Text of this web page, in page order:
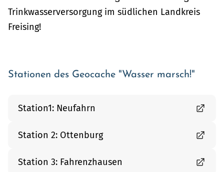
Trinkwasserversorgung im südlichen Landkreis
Freising!
Stationen des Geocache "Wasser marsch!"
Station1: Neufahrn
Station 2: Ottenburg
Station 3: Fahrenzhausen